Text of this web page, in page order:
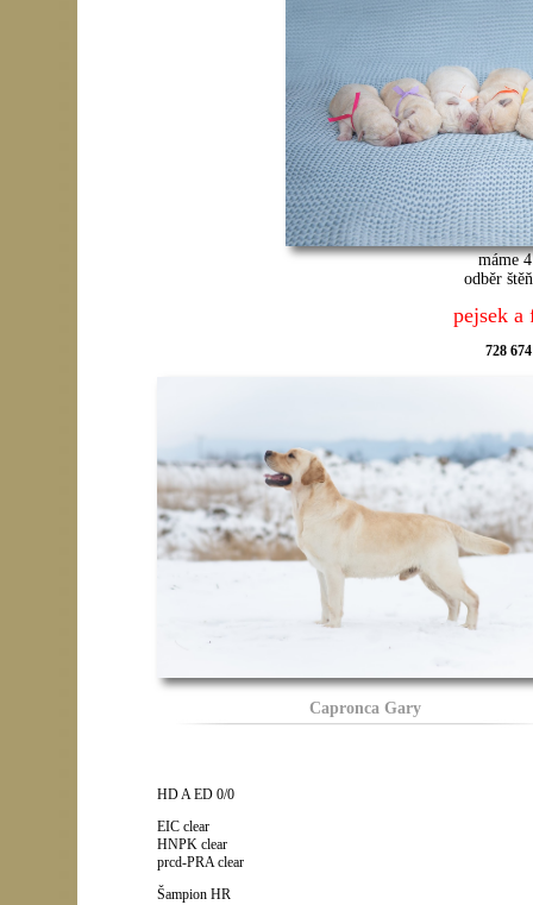
máme
odběr
pejsek a
728
Capronca Gary
HD A ED 0/0
EIC clear
HNPK clear
prcd-PRA clear
Šampion HR